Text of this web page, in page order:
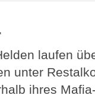
laufen
unter
ihres